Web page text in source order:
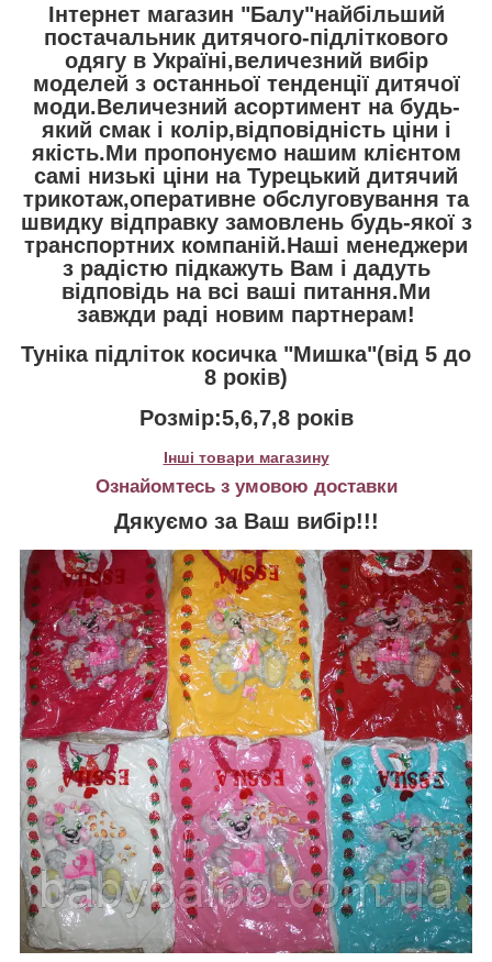
Інтернет магазин "Балу"найбільший
постачальник дитячого-підліткового
одягу в Україні,величезний вибір
моделей з останньої тенденції дитячої
моди.Величезний асортимент на будь-
який смак і колір,відповідність ціни і
якість.Ми пропонуємо нашим клієнтом
самі низькі ціни на Турецький дитячий
трикотаж,оперативне обслуговування та
швидку відправку замовлень будь-якої з
транспортних компаній.Наші менеджери
з радістю підкажуть Вам і дадуть
відповідь на всі ваші питання.Ми
завжди раді новим партнерам!
Туніка підліток косичка "Мишка"(від 5 до
8 років)
Розмір:5,6,7,8 років
Інші товари магазину
Ознайомтесь з умовою доставки
Дякуємо за Ваш вибір!!!